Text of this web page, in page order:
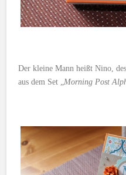
Der kleine Mann heißt Nino,
aus dem Set „Morning Post